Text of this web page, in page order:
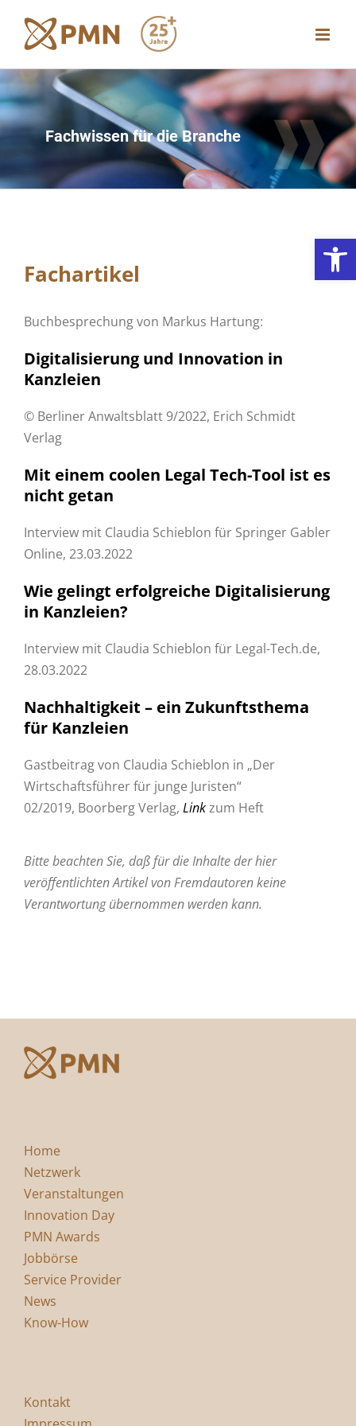
Inhalt
springen
Fachwissen für die Branche
Fachartikel
Buchbesprechung von Markus Hartung:
Digitalisierung und Innovation in
Kanzleien
© Berliner Anwaltsblatt 9/2022, Erich Schmidt
Verlag
Mit einem coolen Legal Tech-Tool ist es
nicht getan
Interview mit Claudia Schieblon für Springer Gabler
Online, 23.03.2022
Wie gelingt erfolgreiche Digitalisierung
in Kanzleien?
Interview mit Claudia Schieblon für Legal-Tech.de,
28.03.2022
Nachhaltigkeit – ein Zukunftsthema
für Kanzleien
Gastbeitrag von Claudia Schieblon in „Der
Wirtschaftsführer für junge Juristen“
02/2019, Boorberg Verlag, Linkzum Heft
Bitte beachten Sie, daß für die Inhalte der hier
veröffentlichten Artikel von Fremdautoren keine
Verantwortung übernommen werden kann.
Home
Netzwerk
Veranstaltungen
Innovation Day
PMN Awards
Jobbörse
Service Provider
News
Know-How
Kontakt